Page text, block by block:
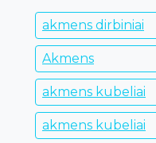
akmens dirbiniai
Akmens
akmens kubeliai
akmens kubeliai